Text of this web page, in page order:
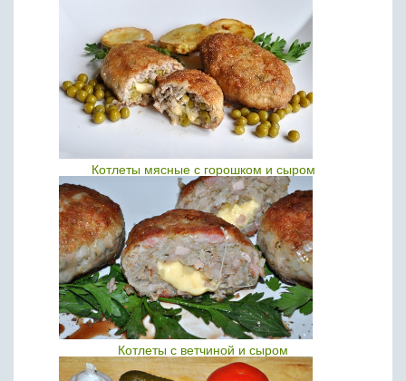
Котлеты мясные с горошком и сыром
Котлеты с ветчиной и сыром